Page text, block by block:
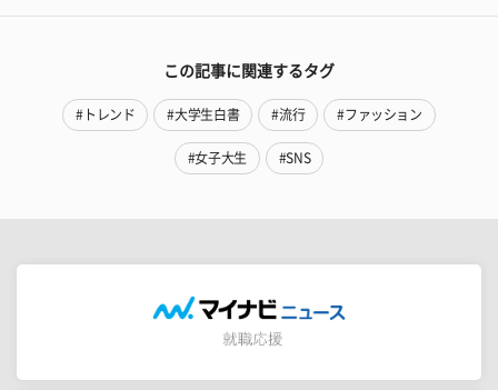
この記事に関連するタグ
#トレンド #大学生白書 #流行 #ファッション
#女子大生 #SNS